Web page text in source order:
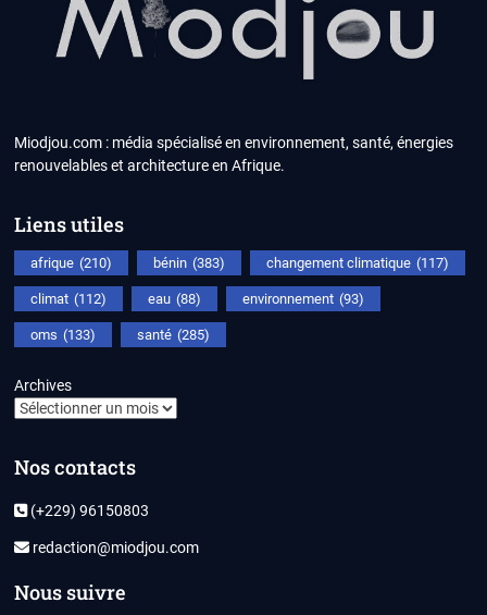
Miodjou.com : média spécialisé en environnement, santé, énergies
renouvelables et architecture en Afrique.
Liens utiles
afrique (210) bénin (383) changement climatique (117)
climat (112) eau (88) environnement (93)
oms (133) santé (285)
Archives
Nos contacts
(+229) 96150803
redaction@miodjou.com
Nous suivre